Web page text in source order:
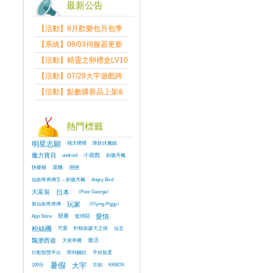
最新公告
【活動】8月歡樂包月包季
送
【系統】08/03伺服器更新
維護公告
【活動】精靈之卵禮盒LV10
限量發送中
【活動】07/29大宇遊戲跨
界盛典
【活動】點數購新品上架&
熱門標籤
明星志願 飛天噗噗 降妖伏魔錄
魔力寶貝 android 小遊戲
劍傲丹楓
快樂豬
攻略
戀戀
仙劍奇俠傳五 – 劍傲丹楓
Angry Bird
大富翁 日本
《Poor George》
新仙劍奇俠傳
玩家
《Flying Piggy》
App Store
競賽 籃球鬪
愛情
粉絲團
可愛 軒轅劍參天之痕 仙五
飄渺西遊 天使帝國
激活
行動智慧平台
即時觸控
手持裝置
100分
暑假 大宇 古劍 KKBOX